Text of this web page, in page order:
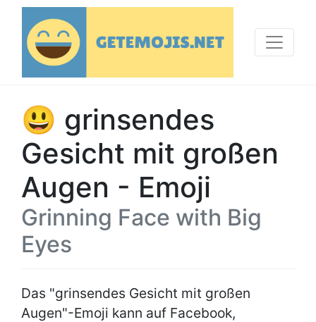
😃 grinsendes
Gesicht mit großen
Augen - Emoji
Grinning Face with Big
Eyes
Das "grinsendes Gesicht mit großen
Augen"-Emoji kann auf Facebook,